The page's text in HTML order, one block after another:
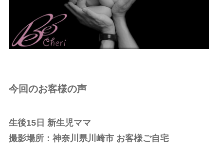
今回のお客様の声
生後15日 新生児ママ
撮影場所：神奈川県川崎市 お客様ご自宅